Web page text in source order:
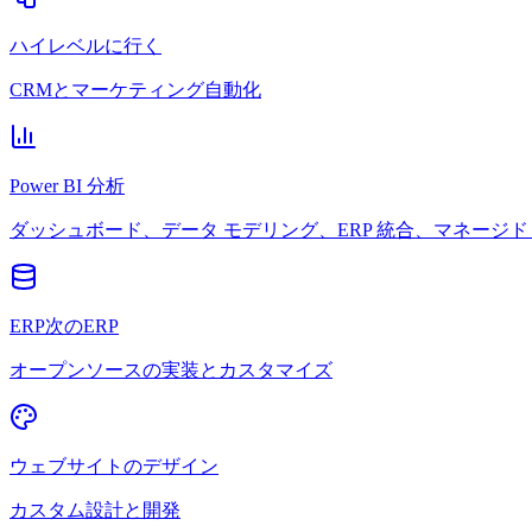
ハイレベルに行く
CRMとマーケティング自動化
Power BI 分析
ダッシュボード、データ モデリング、ERP 統合、マネージド
ERP次のERP
オープンソースの実装とカスタマイズ
ウェブサイトのデザイン
カスタム設計と開発